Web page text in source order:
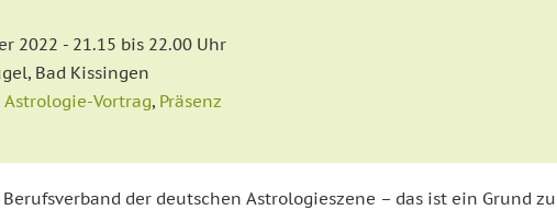
2022 - 21.15 bis 22.00 Uhr
Bad Kissingen
Astrologie-Vortrag, Präsenz
der deutschen Astrologieszene – das ist ein Grund